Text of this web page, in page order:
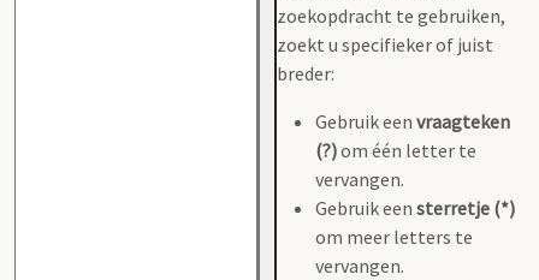
zoekopdracht te gebruiken,
zoekt u specifieker of juist
breder:
Gebruik een vraagteken
(?)om één letter te
vervangen.
Gebruik een sterretje (*)
om meer letters te
vervangen.